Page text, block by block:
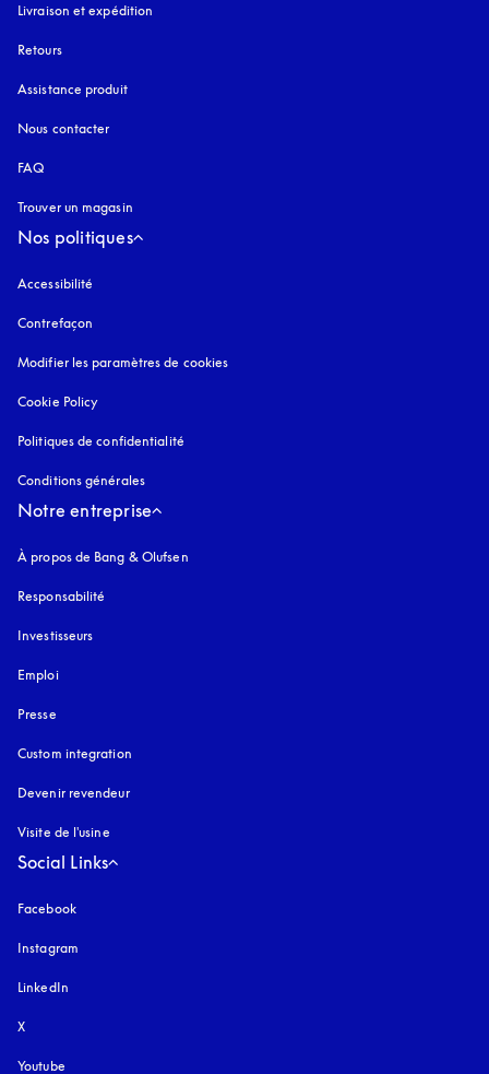
Livraison et expédition
Retours
Assistance produit
Nous contacter
FAQ
Trouver un magasin
Nos politiques
Accessibilité
Contrefaçon
Modifier les paramètres de cookies
Cookie Policy
Politiques de confidentialité
Conditions générales
Notre entreprise
À propos de Bang & Olufsen
Responsabilité
Investisseurs
Emploi
Presse
Custom integration
Devenir revendeur
Visite de l'usine
Social Links
Facebook
Instagram
LinkedIn
X
Youtube